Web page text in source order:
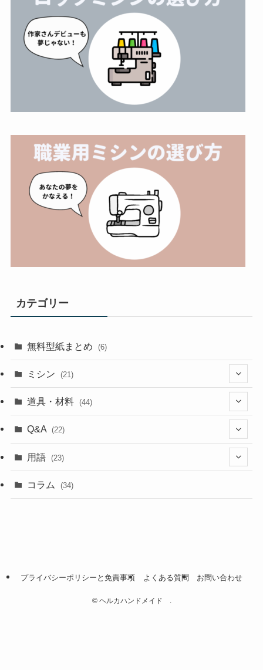
カテゴリー
無料型紙まとめ (6)
ミシン (21)
(11)
道具・材料 (44)
(18)
(4)
Q&A (22)
(5)
用語 (23)
(1)
(2)
コラム (34)
プライバシーポリシーと免責事項 よくある質問 お問い合わせ
©ヘルカハンドメイド .